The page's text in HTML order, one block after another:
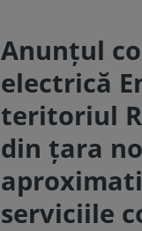
Anunțul
electrică
teritoriul
din țara
serviciile